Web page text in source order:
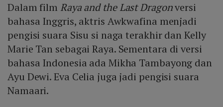
Dalam film Raya and the Last Dragonversi
bahasa Inggris, aktris Awkwafina menjadi
pengisi suara Sisu si naga terakhir dan Kelly
Marie Tan sebagai Raya. Sementara di versi
bahasa Indonesia ada Mikha Tambayong dan
Ayu Dewi. Eva Celia juga jadi pengisi suara
Namaari.